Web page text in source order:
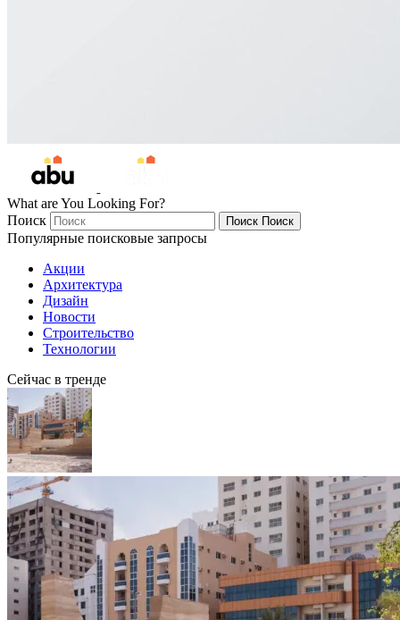
What are You Looking For?
Поиск
Поиск Поиск
Популярные поисковые запросы
Акции
Архитектура
Дизайн
Новости
Строительство
Технологии
Сейчас в тренде